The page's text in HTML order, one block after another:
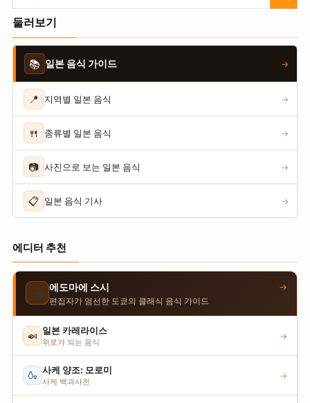
둘러보기
📚 일본 음식 가이드 →
📍 지역별 일본 음식 →
🍴 종류별 일본 음식 →
📷 사진으로 보는 일본 음식 →
📋 일본 음식 기사 →
에디터 추천
🍣 에도마에 스시
편집자가 엄선한 도쿄의 클래식 음식 가이드
→
🍛 일본 카레라이스
위로가 되는 음식
→
🍶 사케 양조: 모로미
사케 백과사전
→